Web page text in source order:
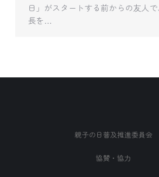
日」がスタートする前からの友人
長を…
親子の日普及推進委員会
協賛・協力